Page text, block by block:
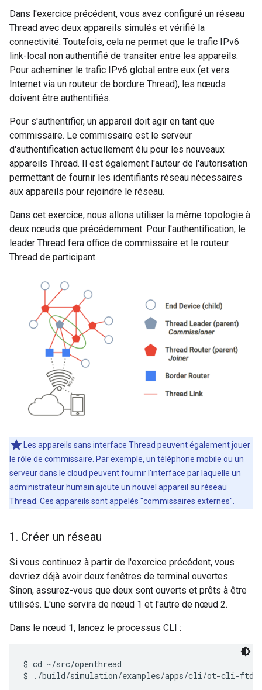
Dans l'exercice précédent, vous avez configuré un réseau
Thread avec deux appareils simulés et vérifié la
connectivité. Toutefois, cela ne permet que le trafic IPv6
link-local non authentifié de transiter entre les appareils.
Pour acheminer le trafic IPv6 global entre eux (et vers
Internet via un routeur de bordure Thread), les nœuds
doivent être authentifiés.
Pour s'authentifier, un appareil doit agir en tant que
commissaire. Le commissaire est le serveur
d'authentification actuellement élu pour les nouveaux
appareils Thread. Il est également l'auteur de l'autorisation
permettant de fournir les identifiants réseau nécessaires
aux appareils pour rejoindre le réseau.
Dans cet exercice, nous allons utiliser la même topologie à
deux nœuds que précédemment. Pour l'authentification, le
leader Thread fera office de commissaire et le routeur
Thread de participant.
Les appareils sans interface Thread peuvent également jouer
le rôle de commissaire. Par exemple, un téléphone mobile ou un
serveur dans le cloud peuvent fournir l'interface par laquelle un
administrateur humain ajoute un nouvel appareil au réseau
Thread. Ces appareils sont appelés "commissaires externes".
1 . Créer un réseau
Si vous continuez à partir de l'exercice précédent, vous
devriez déjà avoir deux fenêtres de terminal ouvertes.
Sinon, assurez-vous que deux sont ouverts et prêts à être
utilisés. L'une servira de nœud 1 et l'autre de nœud 2.
Dans le nœud 1, lancez le processus CLI :
$ cd ~/src/openthread